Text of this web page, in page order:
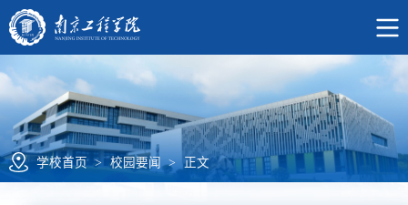
学校首页 > 校园要闻 > 正文